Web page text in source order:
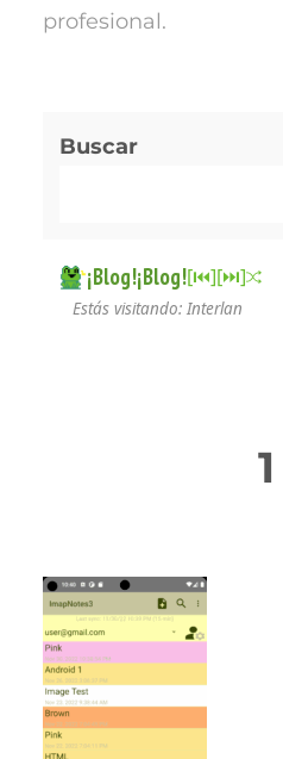
profesional.
Buscar
¡Blog!¡Blog![⏮︎][⏭︎]
Estás visitando: Interlan
1